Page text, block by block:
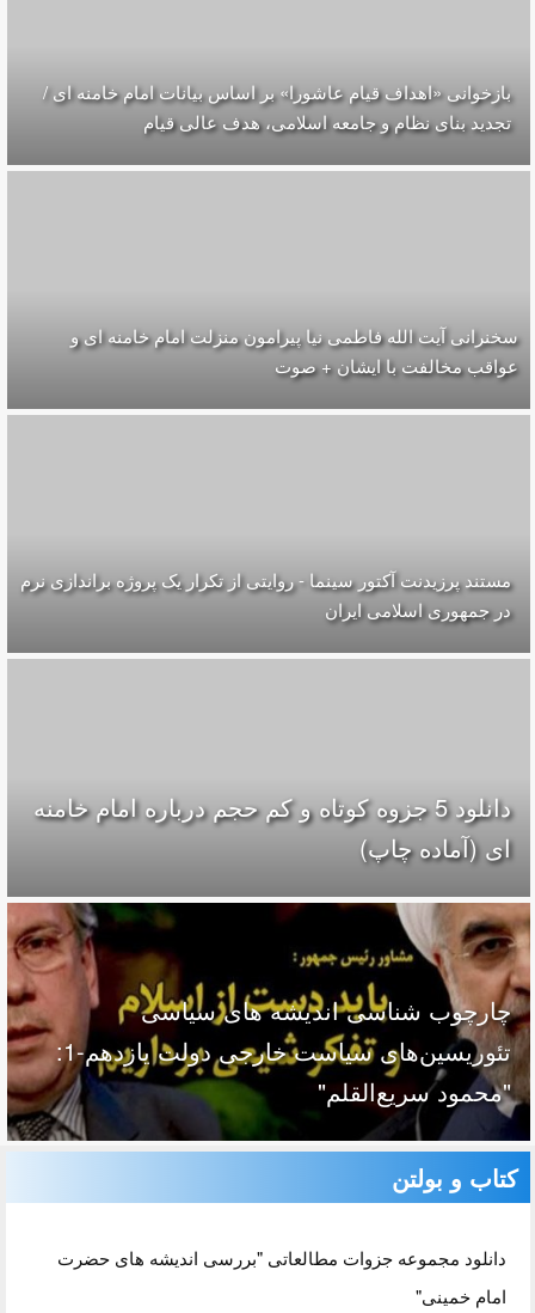
بازخوانی «اهداف قیام عاشورا» بر اساس بیانات امام خامنه ای /
تجدید بنای نظام و جامعه اسلامی، هدف عالی قیام
سخنرانی آیت الله فاطمی نیا پیرامون منزلت امام خامنه ای و
عواقب مخالفت با ایشان + صوت
مستند پرزيدنت آکتور سينما - روایتی از تکرار یک پروژه براندازی نرم
در جمهوری اسلامی ایران
دانلود 5 جزوه كوتاه و كم حجم درباره امام خامنه
ای (آماده چاپ)
چارچوب شناسی اندیشه های سیاسی
تئوریسین‌های سیاست خارجی دولت یازدهم-1:
"محمود سریع‌القلم‌"
کتاب و بولتن
دانلود مجموعه جزوات مطالعاتی "بررسی اندیشه های حضرت
امام خمینی"